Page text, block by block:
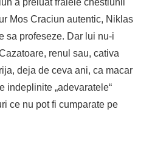
a preluat fraiele chestiunii
Mos Craciun autentic, Niklas
sa profeseze. Dar lui nu-i
renul sau, cativa
deja de ceva ani, ca macar
indeplinite „adevaratele“
ce nu pot fi cumparate pe